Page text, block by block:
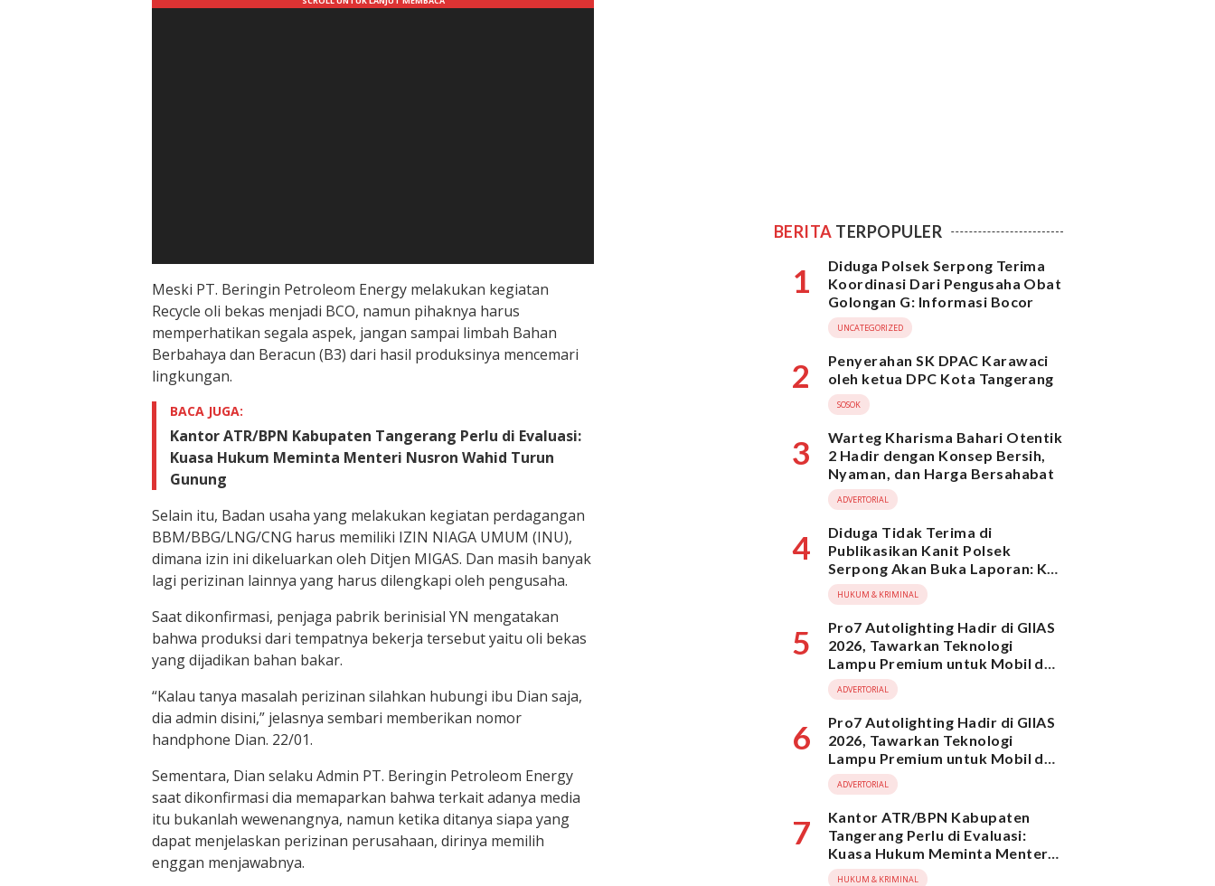
Meski PT. Beringin Petroleom Energy melakukan kegiatan
Recycle oli bekas menjadi BCO, namun pihaknya harus
memperhatikan segala aspek, jangan sampai limbah Bahan
Berbahaya dan Beracun (B3) dari hasil produksinya mencemari
lingkungan.
BACA JUGA:
Kantor ATR/BPN Kabupaten Tangerang Perlu di Evaluasi:
Kuasa Hukum Meminta Menteri Nusron Wahid Turun
Gunung
Selain itu, Badan usaha yang melakukan kegiatan perdagangan
BBM/BBG/LNG/CNG harus memiliki IZIN NIAGA UMUM (INU),
dimana izin ini dikeluarkan oleh Ditjen MIGAS. Dan masih banyak
lagi perizinan lainnya yang harus dilengkapi oleh pengusaha.
Saat dikonfirmasi, penjaga pabrik berinisial YN mengatakan
bahwa produksi dari tempatnya bekerja tersebut yaitu oli bekas
yang dijadikan bahan bakar.
“Kalau tanya masalah perizinan silahkan hubungi ibu Dian saja,
dia admin disini,” jelasnya sembari memberikan nomor
handphone Dian. 22/01.
Sementara, Dian selaku Admin PT. Beringin Petroleom Energy
saat dikonfirmasi dia memaparkan bahwa terkait adanya media
itu bukanlah wewenangnya, namun ketika ditanya siapa yang
dapat menjelaskan perizinan perusahaan, dirinya memilih
enggan menjawabnya.
BERITA TERPOPULER
1
Diduga Polsek Serpong Terima
Koordinasi Dari Pengusaha Obat
Golongan G: Informasi Bocor
UNCATEGORIZED
2
Penyerahan SK DPAC Karawaci
oleh ketua DPC Kota Tangerang
SOSOK
3
Warteg Kharisma Bahari Otentik
2 Hadir dengan Konsep Bersih,
Nyaman, dan Harga Bersahabat
ADVERTORIAL
4
Diduga Tidak Terima di
Publikasikan Kanit Polsek
Serpong Akan Buka Laporan: Ko
Diblokir
HUKUM & KRIMINAL
5
Pro7 Autolighting Hadir di GIIAS
2026, Tawarkan Teknologi
Lampu Premium untuk Mobil dan
Motor
ADVERTORIAL
6
Pro7 Autolighting Hadir di GIIAS
2026, Tawarkan Teknologi
Lampu Premium untuk Mobil dan
Motor
ADVERTORIAL
7
Kantor ATR/BPN Kabupaten
Tangerang Perlu di Evaluasi:
Kuasa Hukum Meminta Menteri
Nusron Wahid Turun Gunung
HUKUM & KRIMINAL